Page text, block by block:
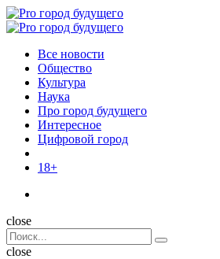
Menu
Поиск
Menu
Pro
Все новости
Общество
Культура
Наука
Про город будущего
Интересное
Цифровой город
18+
Поиск
close
Search
for:
Поиск
close